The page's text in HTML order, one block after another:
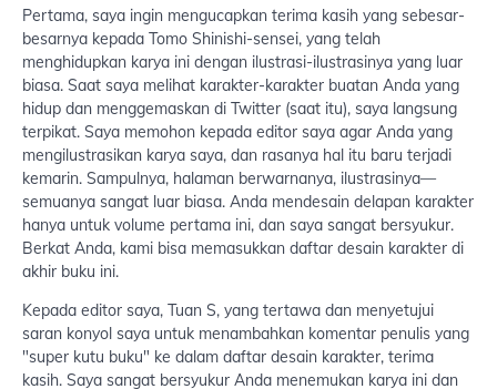
Pertama, saya ingin mengucapkan terima kasih yang sebesar-
besarnya kepada Tomo Shinishi-sensei, yang telah
menghidupkan karya ini dengan ilustrasi-ilustrasinya yang luar
biasa. Saat saya melihat karakter-karakter buatan Anda yang
hidup dan menggemaskan di Twitter (saat itu), saya langsung
terpikat. Saya memohon kepada editor saya agar Anda yang
mengilustrasikan karya saya, dan rasanya hal itu baru terjadi
kemarin. Sampulnya, halaman berwarnanya, ilustrasinya—
semuanya sangat luar biasa. Anda mendesain delapan karakter
hanya untuk volume pertama ini, dan saya sangat bersyukur.
Berkat Anda, kami bisa memasukkan daftar desain karakter di
akhir buku ini.
Kepada editor saya, Tuan S, yang tertawa dan menyetujui
saran konyol saya untuk menambahkan komentar penulis yang
"super kutu buku" ke dalam daftar desain karakter, terima
kasih. Saya sangat bersyukur Anda menemukan karya ini dan